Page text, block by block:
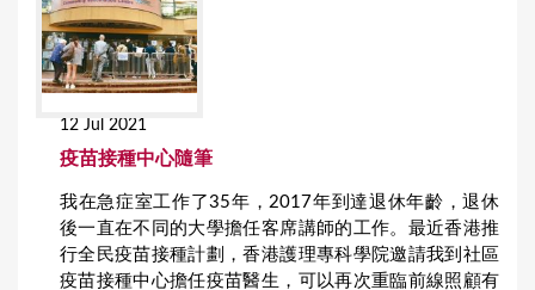
12 Jul 2021
疫苗接種中心隨筆
我在急症室工作了35年，2017年到達退休年齡，退休
後一直在不同的大學擔任客席講師的工作。最近香港推
行全民疫苗接種計劃，香港護理專科學院邀請我到社區
疫苗接種中心擔任疫苗醫生，可以再次重臨前線照顧有